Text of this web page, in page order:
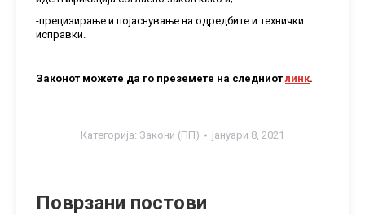
-прецизирање и појаснување на одредбите и технички
исправки.
Законот можете да го преземете на следниотлинк.
Категорија: Закони (ПП) јануари 8, 2021
Поврзани постови